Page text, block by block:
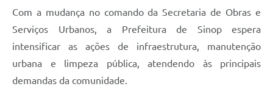
Com a mudança no comando da Secretaria de Obras e
Serviços Urbanos, a Prefeitura de Sinop espera
intensificar as ações de infraestrutura, manutenção
urbana e limpeza pública, atendendo às principais
demandas da comunidade.